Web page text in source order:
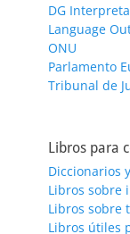
DG
Language
ONU
Parlamento
Tribunal de
Libros para
Diccionarios
Libros sobre
Libros sobre
Libros útiles